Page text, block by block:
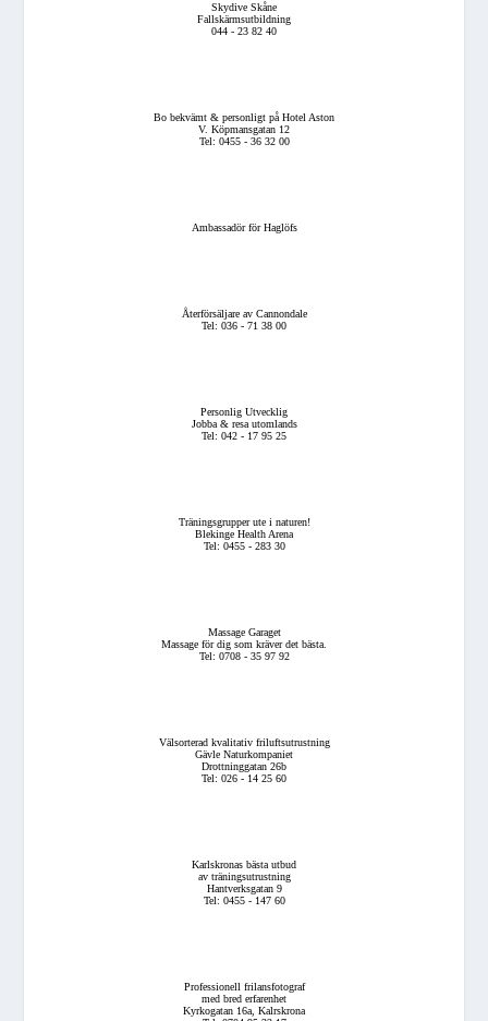
Skydive Skåne
Fallskärmsutbildning
044 - 23 82 40
Bo bekvämt & personligt på Hotel Aston
V. Köpmansgatan 12
Tel: 0455 - 36 32 00
Ambassadör för Haglöfs
Återförsäljare av Cannondale
Tel: 036 - 71 38 00
Personlig Utvecklig
Jobba & resa utomlands
Tel: 042 - 17 95 25
Träningsgrupper ute i naturen!
Blekinge Health Arena
Tel: 0455 - 283 30
Massage Garaget
Massage för dig som kräver det bästa.
Tel: 0708 - 35 97 92
Välsorterad kvalitativ friluftsutrustning
Gävle Naturkompaniet
Drottninggatan 26b
Tel: 026 - 14 25 60
Karlskronas bästa utbud
av träningsutrustning
Hantverksgatan 9
Tel: 0455 - 147 60
Professionell frilansfotograf
med bred erfarenhet
Kyrkogatan 16a, Kalrskrona